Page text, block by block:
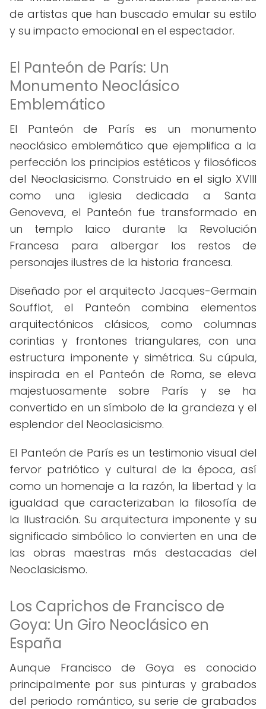
de artistas que han buscado emular su estilo
y su impacto emocional en el espectador.
El Panteón de París: Un
Monumento Neoclásico
Emblemático
El Panteón de París es un monumento
neoclásico emblemático que ejemplifica a la
perfección los principios estéticos y filosóficos
del Neoclasicismo. Construido en el siglo XVIII
como una iglesia dedicada a Santa
Genoveva, el Panteón fue transformado en
un templo laico durante la Revolución
Francesa para albergar los restos de
personajes ilustres de la historia francesa.
Diseñado por el arquitecto Jacques-Germain
Soufflot, el Panteón combina elementos
arquitectónicos clásicos, como columnas
corintias y frontones triangulares, con una
estructura imponente y simétrica. Su cúpula,
inspirada en el Panteón de Roma, se eleva
majestuosamente sobre París y se ha
convertido en un símbolo de la grandeza y el
esplendor del Neoclasicismo.
El Panteón de París es un testimonio visual del
fervor patriótico y cultural de la época, así
como un homenaje a la razón, la libertad y la
igualdad que caracterizaban la filosofía de
la Ilustración. Su arquitectura imponente y su
significado simbólico lo convierten en una de
las obras maestras más destacadas del
Neoclasicismo.
Los Caprichos de Francisco de
Goya: Un Giro Neoclásico en
España
Aunque Francisco de Goya es conocido
principalmente por sus pinturas y grabados
del periodo romántico, su serie de grabados